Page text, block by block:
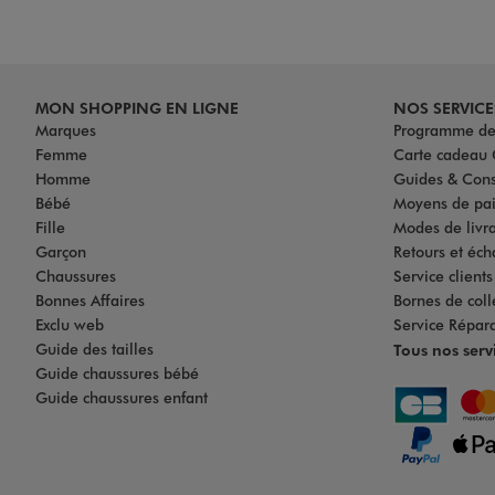
MON SHOPPING EN LIGNE
Marques
Femme
Homme
Bébé
Fille
Garçon
Chaussures
Bonnes Affaires
Exclu web
Guide des tailles
Guide chaussures bébé
Guide chaussures enfant
NOS
Programme
Carte cadeau
Guides &
Moyens de
Modes de
Retours et
Service
Bornes de
Service
Tous nos